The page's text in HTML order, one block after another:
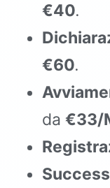
€40.
€60.
da €33/